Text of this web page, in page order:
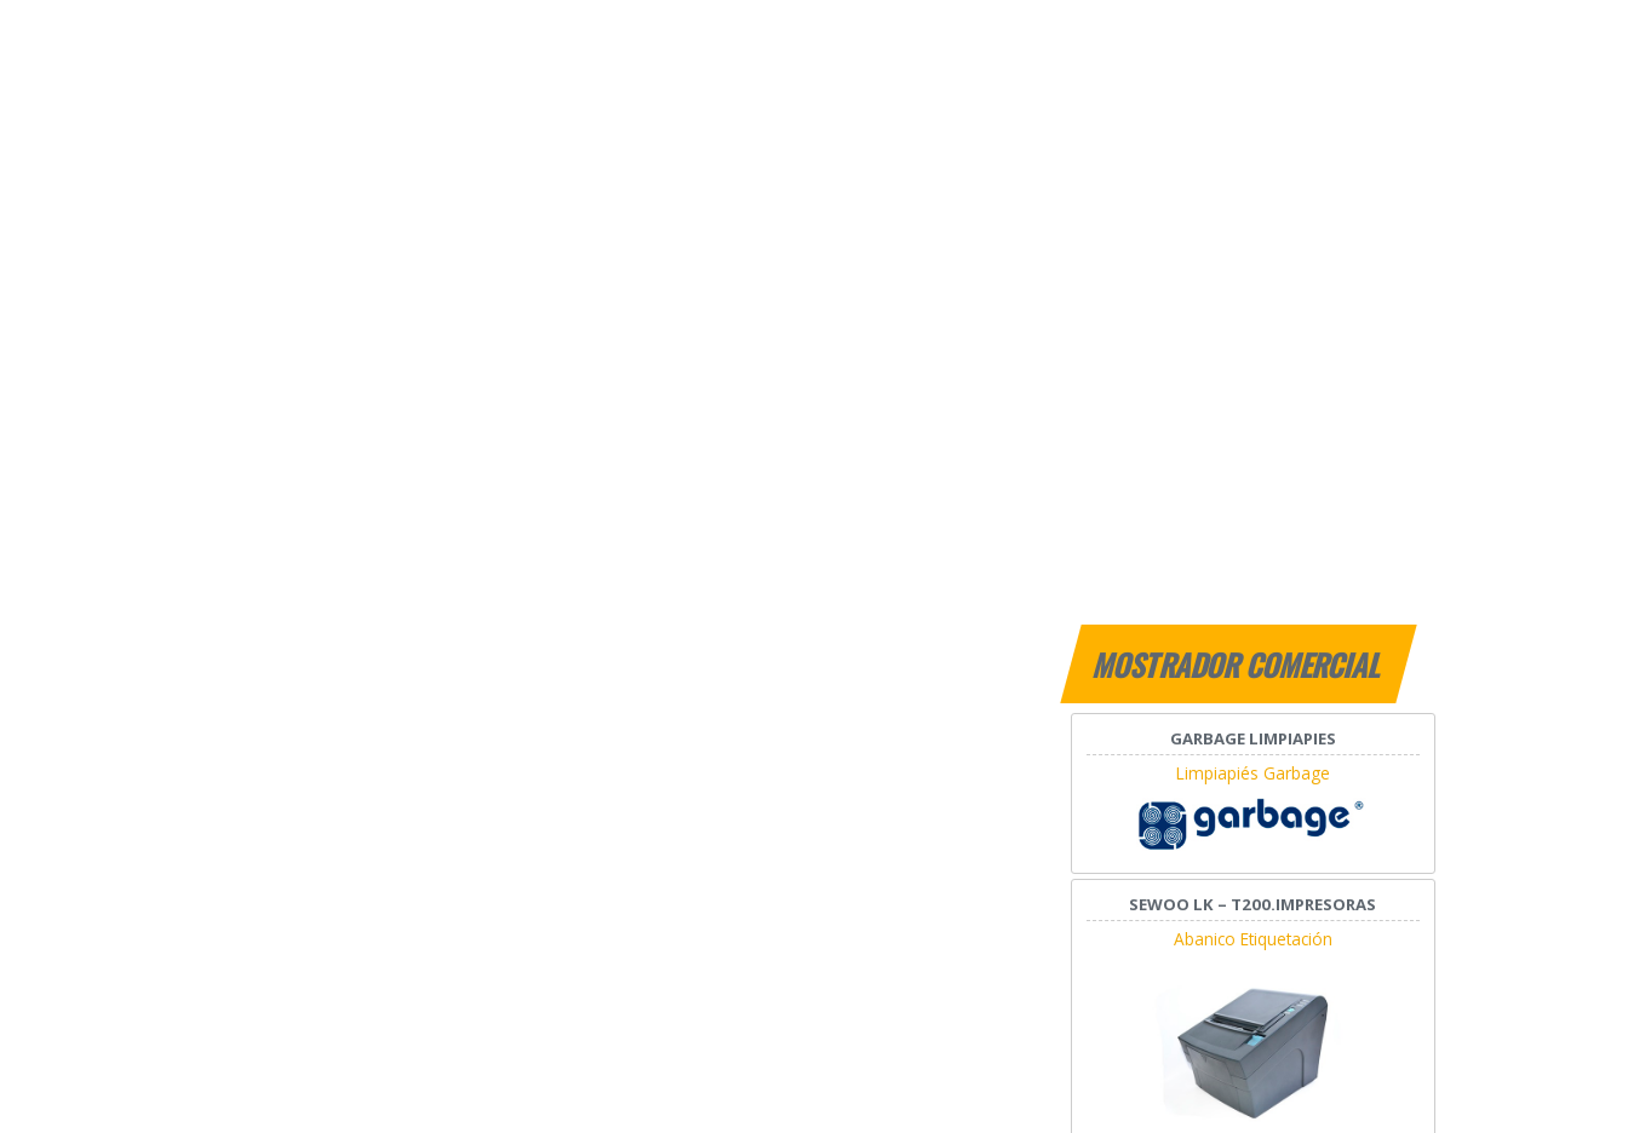
MOSTRADOR COMERCIAL
GARBAGE LIMPIAPIES
Limpiapiés Garbage
SEWOO LK – T200.IMPRESORAS
Abanico Etiquetación